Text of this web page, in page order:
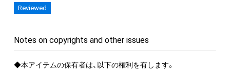
Reviewed
Notes on copyrights and other issues
◆本アイテムの保有者は、以下の権利を有します。